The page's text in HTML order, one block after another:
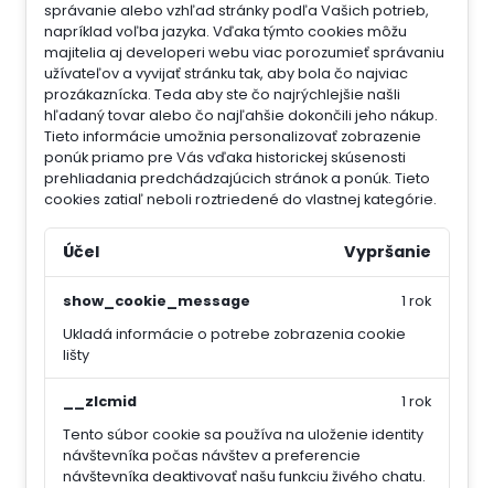
správanie alebo vzhľad stránky podľa Vašich potrieb,
napríklad voľba jazyka. Vďaka týmto cookies môžu
majitelia aj developeri webu viac porozumieť správaniu
užívateľov a vyvijať stránku tak, aby bola čo najviac
prozákaznícka. Teda aby ste čo najrýchlejšie našli
hľadaný tovar alebo čo najľahšie dokončili jeho nákup.
Tieto informácie umožnia personalizovať zobrazenie
ponúk priamo pre Vás vďaka historickej skúsenosti
prehliadania predchádzajúcich stránok a ponúk. Tieto
cookies zatiaľ neboli roztriedené do vlastnej kategórie.
Účel Vypršanie
show_cookie_message
Ukladá informácie o potrebe zobrazenia cookie
lišty
1 rok
__zlcmid
Tento súbor cookie sa používa na uloženie identity
návštevníka počas návštev a preferencie
návštevníka deaktivovať našu funkciu živého chatu.
1 rok